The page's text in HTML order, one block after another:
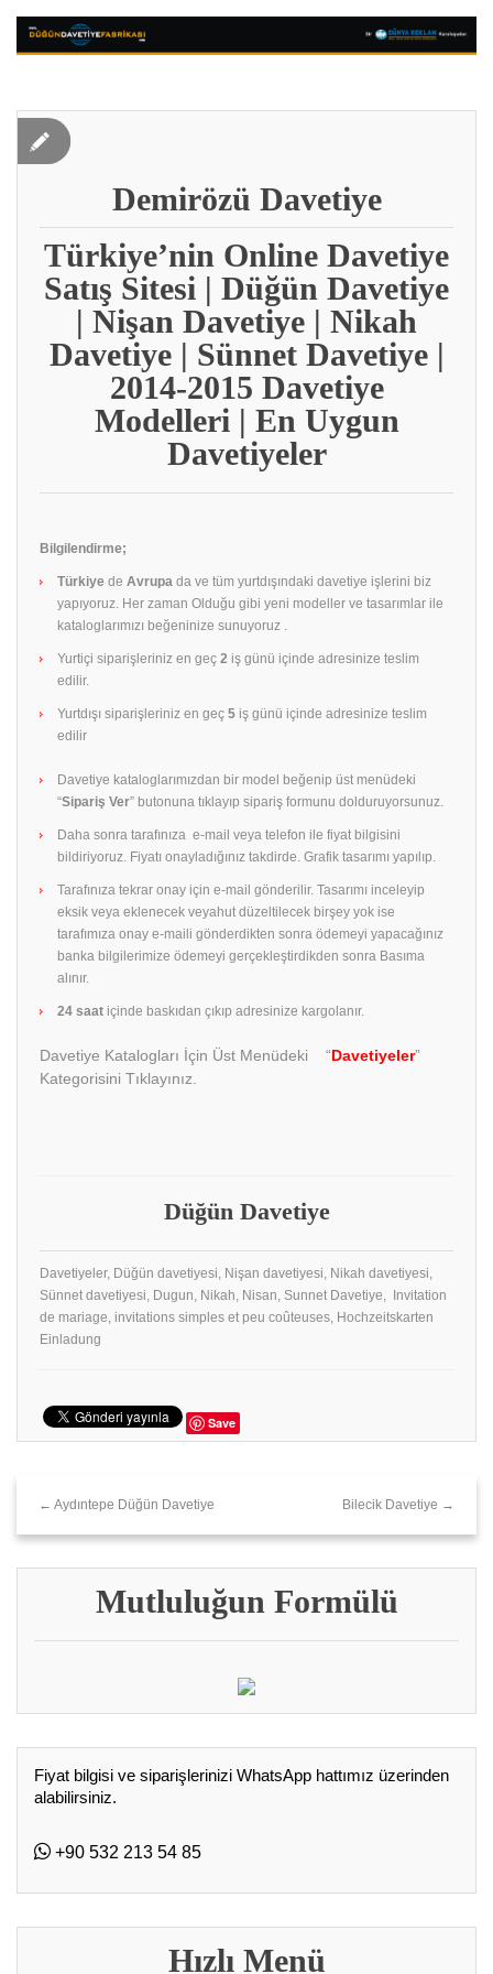
Demirözü Davetiye
Türkiye’nin Online Davetiye
Satış Sitesi | Düğün Davetiye
| Nişan Davetiye | Nikah
Davetiye | Sünnet Davetiye |
2014-2015 Davetiye
Modelleri | En Uygun
Davetiyeler
Bilgilendirme;
Türkiye de Avrupa da ve tüm yurtdışındaki davetiye işlerini biz
yapıyoruz. Her zaman Olduğu gibi yeni modeller ve tasarımlar ile
kataloglarımızı beğeninize sunuyoruz .
Yurtiçi siparişleriniz en geç 2 iş günü içinde adresinize teslim
edilir.
Yurtdışı siparişleriniz en geç 5 iş günü içinde adresinize teslim
edilir
Davetiye kataloglarımızdan bir model beğenip üst menüdeki
“Sipariş Ver” butonuna tıklayıp sipariş formunu dolduruyorsunuz.
Daha sonra tarafınıza e-mail veya telefon ile fiyat bilgisini
bildiriyoruz. Fiyatı onayladığınız takdirde. Grafik tasarımı yapılıp.
Tarafınıza tekrar onay için e-mail gönderilir. Tasarımı inceleyip
eksik veya eklenecek veyahut düzeltilecek birşey yok ise
tarafımıza onay e-maili gönderdikten sonra ödemeyi yapacağınız
banka bilgilerimize ödemeyi gerçekleştirdikden sonra Basıma
alınır.
24 saat içinde baskıdan çıkıp adresinize kargolanır.
Davetiye Katalogları İçin Üst Menüdeki “Davetiyeler”
Kategorisini Tıklayınız.
Düğün Davetiye
Davetiyeler, Düğün davetiyesi, Nişan davetiyesi, Nikah davetiyesi,
Sünnet davetiyesi, Dugun, Nikah, Nisan, Sunnet Davetiye, Invitation
de mariage, invitations simples et peu coûteuses, Hochzeitskarten
Einladung
Save
← Aydıntepe Düğün Davetiye Bilecik Davetiye →
Mutluluğun Formülü
Fiyat bilgisi ve siparişlerinizi WhatsApp hattımız üzerinden
alabilirsiniz.
+90 532 213 54 85
Hızlı Menü